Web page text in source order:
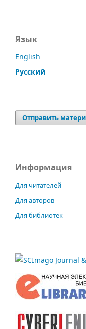
Язык
English
Русский
Отправить
Информация
Для читателей
Для авторов
Для библиотек